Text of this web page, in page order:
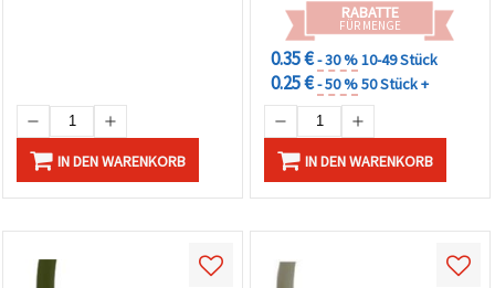
IN DEN WARENKORB
RABATTE
FÜR MENGE
0.35 €- 30 %10-49 Stück
0.25 €- 50 %50 Stück +
IN DEN WARENKORB